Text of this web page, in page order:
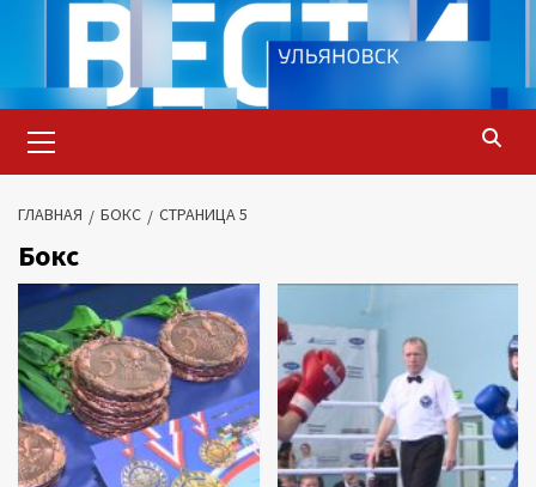
содержимому
меню
ГЛАВНАЯ БОКС СТРАНИЦА 5
Бокс